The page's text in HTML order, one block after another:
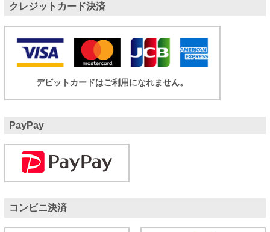
クレジットカード決済
デビットカードはご利用になれません。
PayPay
コンビニ決済